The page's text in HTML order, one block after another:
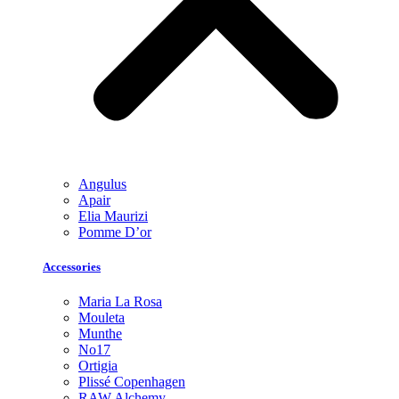
Angulus
Apair
Elia Maurizi
Pomme D’or
Accessories
Maria La Rosa
Mouleta
Munthe
No17
Ortigia
Plissé Copenhagen